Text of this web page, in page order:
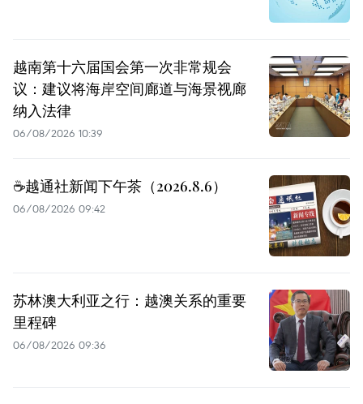
越南第十六届国会第一次非常规会
议：建议将海岸空间廊道与海景视廊
纳入法律
06/08/2026 10:39
☕️越通社新闻下午茶（2026.8.6）
06/08/2026 09:42
苏林澳大利亚之行：越澳关系的重要
里程碑
06/08/2026 09:36